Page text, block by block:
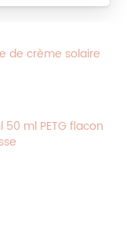
de crème solaire
ml PETG flacon